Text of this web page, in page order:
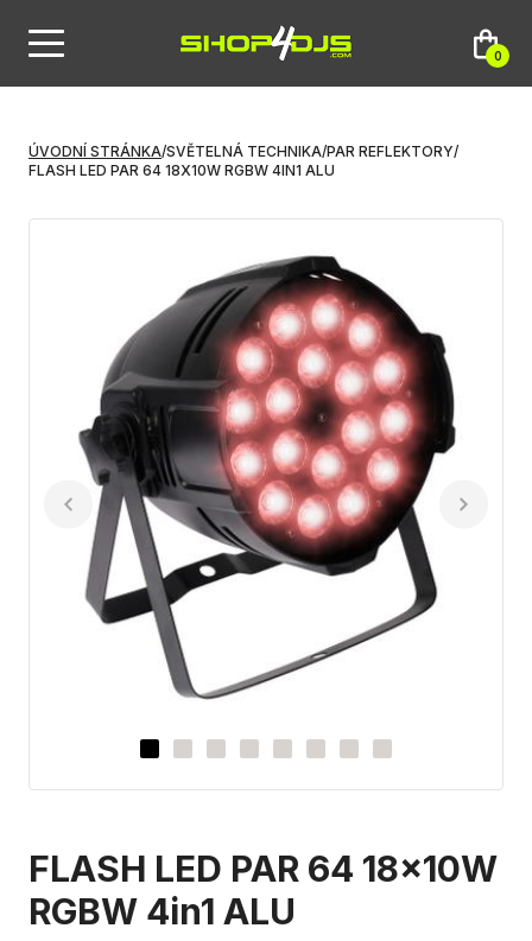
0
ÚVODNÍ STRÁNKA/SVĚTELNÁ TECHNIKA/PAR REFLEKTORY/
FLASH LED PAR 64 18X10W RGBW 4IN1 ALU
FLASH LED PAR 64 18x10W
RGBW 4in1 ALU